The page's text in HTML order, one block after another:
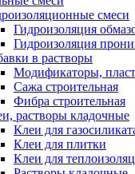
смеси
Гидроизоляция
Гидроизоляция
в растворы
Модификаторы,
Сажа строительная
Фибра строительная
растворы кладочные
Клеи для
Клеи для плитки
Клеи для